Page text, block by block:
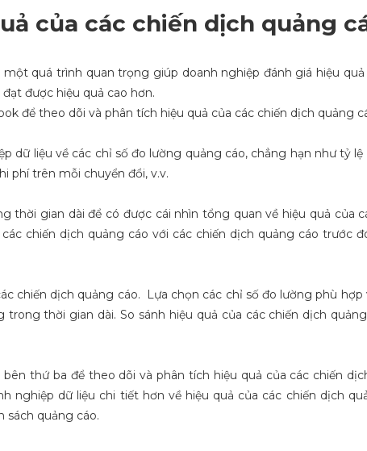
của các chiến dịch quảng
quá trình quan trọng giúp doanh nghiệp đánh giá hiệu quả
được hiệu quả cao hơn.
để theo dõi và phân tích hiệu quả của các chiến dịch quảng
dữ liệu về các chỉ số đo lường quảng cáo, chẳng hạn như tỷ lệ
phí trên mỗi chuyển đổi, v.v.
thời gian dài để có được cái nhìn tổng quan về hiệu quả của
chiến dịch quảng cáo với các chiến dịch quảng cáo trước
chiến dịch quảng cáo. Lựa chọn các chỉ số đo lường phù
thời gian dài. So sánh hiệu quả của các chiến dịch
thứ ba để theo dõi và phân tích hiệu quả của các chiến
nghiệp dữ liệu chi tiết hơn về hiệu quả của các chiến dịch
sách quảng cáo.